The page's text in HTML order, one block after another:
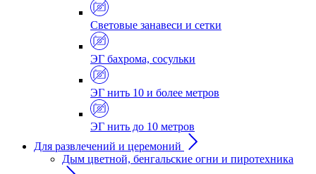
Световые занавеси и сетки
ЭГ бахрома, сосульки
ЭГ нить 10 и более метров
ЭГ нить до 10 метров
Для развлечений и церемоний
Дым цветной, бенгальские огни и пиротехника